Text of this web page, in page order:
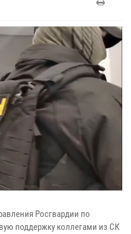
Росгвардии по
поддержку коллегами из СК